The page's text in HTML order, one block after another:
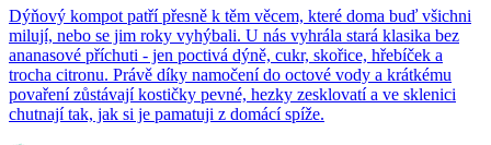
Dýňový kompot patří přesně k těm věcem, které doma buď všichni
milují, nebo se jim roky vyhýbali. U nás vyhrála stará klasika bez
ananasové příchuti - jen poctivá dýně, cukr, skořice, hřebíček a
trocha citronu. Právě díky namočení do octové vody a krátkému
povaření zůstávají kostičky pevné, hezky zesklovatí a ve sklenici
chutnají tak, jak si je pamatuji z domácí spíže.